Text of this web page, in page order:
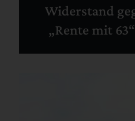
Widerstand
„Rente mit